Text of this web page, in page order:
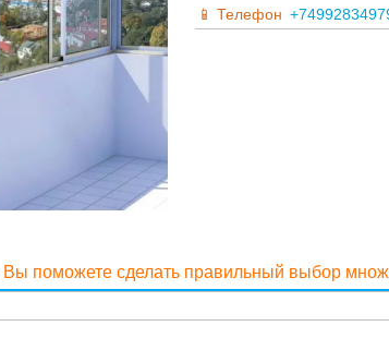
Телефон
Вы поможете сделать правильный выбор